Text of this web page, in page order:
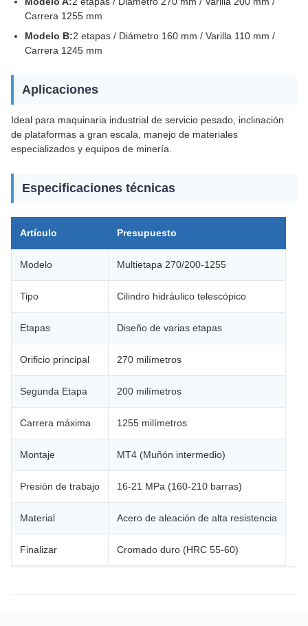
Carrera 1255 mm
Modelo B:2 etapas / Diámetro 160 mm / Varilla 110 mm /
Carrera 1245 mm
Aplicaciones
Ideal para maquinaria industrial de servicio pesado, inclinación
de plataformas a gran escala, manejo de materiales
especializados y equipos de minería.
Especificaciones técnicas
Artículo Presupuesto
Modelo Multietapa 270/200-1255
Tipo Cilindro hidráulico telescópico
Etapas Diseño de varias etapas
Orificio principal 270 milímetros
Segunda Etapa 200 milímetros
Carrera máxima 1255 milímetros
Montaje MT4 (Muñón intermedio)
Presión de trabajo 16-21 MPa (160-210 barras)
Material Acero de aleación de alta resistencia
Finalizar Cromado duro (HRC 55-60)